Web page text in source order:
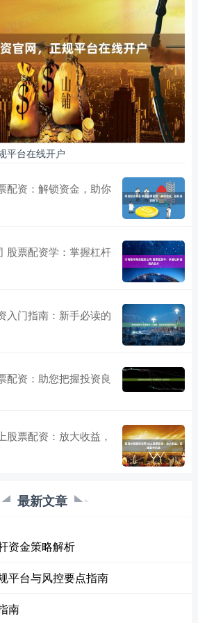
平台在线开户
配资：解锁资金，助你
股票配资学：掌握杠杆
入门指南：新手必读的
配资：助您把握投资良
股票配资：放大收益，
最新文章
资金策略解析
平台与风控要点指南
南